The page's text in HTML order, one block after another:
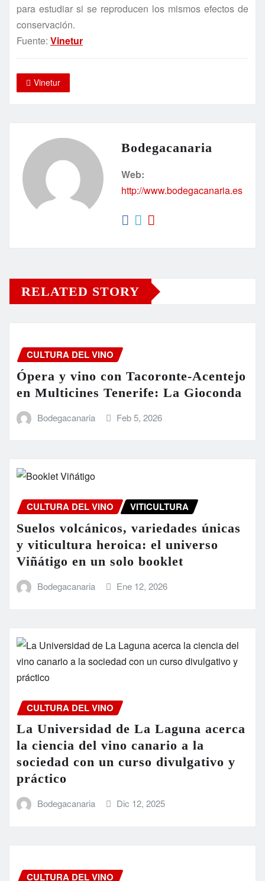
para estudiar si se reproducen los mismos efectos de
conservación.
Fuente: Vinetur
Vinetur
Bodegacanaria
Web:
http://www.bodegacanaria.es
RELATED STORY
CULTURA DEL VINO
Ópera y vino con Tacoronte-Acentejo
en Multicines Tenerife: La Gioconda
Bodegacanaria Feb 5, 2026
CULTURA DEL VINO VITICULTURA
Suelos volcánicos, variedades únicas
y viticultura heroica: el universo
Viñátigo en un solo booklet
Bodegacanaria Ene 12, 2026
CULTURA DEL VINO
La Universidad de La Laguna acerca
la ciencia del vino canario a la
sociedad con un curso divulgativo y
práctico
Bodegacanaria Dic 12, 2025
CULTURA DEL VINO